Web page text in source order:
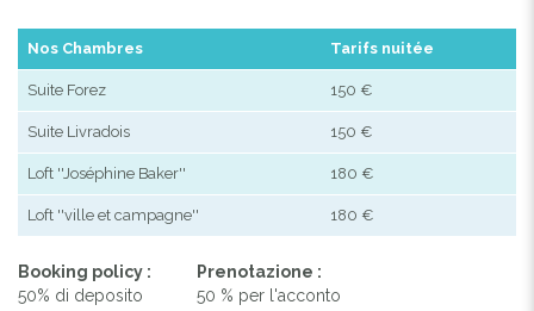
Nos Chambres Tarifs nuitée
Suite Forez 150 €
Suite Livradois 150 €
Loft ''Joséphine Baker'' 180 €
Loft ''ville et campagne'' 180 €
Booking policy :
50% di deposito
Prenotazione :
50 % per l'acconto